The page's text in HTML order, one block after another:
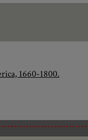
1660-1800.